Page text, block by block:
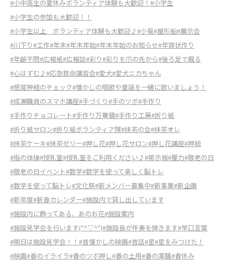
#小中高生の夏休みボランティア体験も大歓迎！ #小学生
#小学生の参加も大歓迎！！
#小学生以上 ボランティア体験も大歓迎♪#小菊#屋形船#展示会
#川下り#工作#年末#年末年始#年末年始のお知らせ#年賀状作り
#年齢不問#広報紙#広報誌#彩り#彩りを爪の先から#後ろ足で蹴る
#心はずむ♪#応急救命講習会#愛犬#愛犬ニカちゃん
#感覚神経のチェック#懐かしの唱歌や童謡を一緒に歌いましょう！
#成瀬職員のスマホ講座#手づくり#手のツボ#手作り
#手作りチョコレート#手作り万華鏡#手作り工房#折り紙
#折り紙サロン#折り紙ボランティア隊#抹茶の会#抹茶オレ
#抹茶ケーキ#抹茶ゼリー#押し花#押し花サロン#押し花講座#押絵
#指の体操#授乳室#授乳室をご利用ください♪#掲示板#握力#敬老の日
#敬老の日イベント#数学#数学を使って楽しく脳トレ
#数学を使って脳トレ#文化祭#新メンバー募集中#新事業#新企画
#新年度#新春カレンダー#施設内で貸し出しています
#施設内に飾ってある、あのお花#施設案内
#施設見学会を行います(*^▽^*)#施設長が伴奏を弾きます#早口言葉
#明日は施設見学会！！ #昔懐かしの映画#昔話#星#星をみつけた！
#映画#春のイライラ#春のツボ押し#春の土用#春の薬膳#春休み